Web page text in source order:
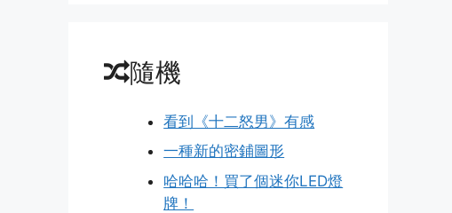
隨機
看到《十二怒男》有感
一種新的密鋪圖形
哈哈哈！買了個迷你LED燈
牌！